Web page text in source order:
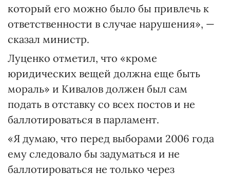
который его можно было бы привлечь к
ответственности в случае нарушения», —
сказал министр.
Луценко отметил, что «кроме
юридических вещей должна еще быть
мораль» и Кивалов должен был сам
подать в отставку со всех постов и не
баллотироваться в парламент.
«Я думаю, что перед выборами 2006 года
ему следовало бы задуматься и не
баллотироваться не только через